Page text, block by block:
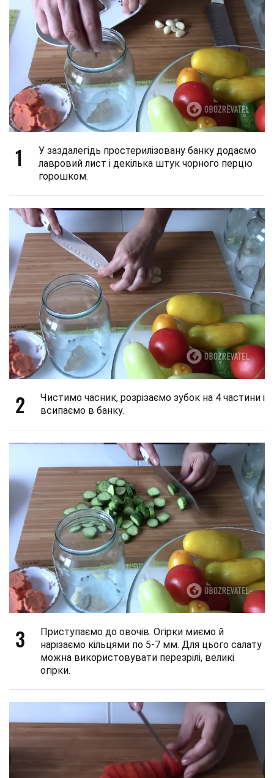
1
У заздалегідь простерилізовану банку додаємо
лавровий лист і декілька штук чорного перцю
горошком.
2
Чистимо часник, розрізаємо зубок на 4 частини і
всипаємо в банку.
3
Приступаємо до овочів. Огірки миємо й
нарізаємо кільцями по 5-7 мм. Для цього салату
можна використовувати перезрілі, великі
огірки.